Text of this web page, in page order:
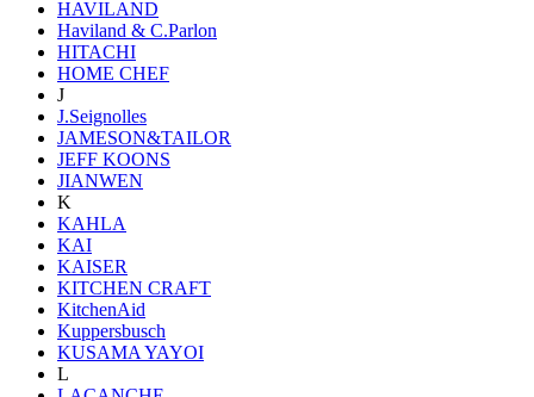
HAVILAND
Haviland & C.Parlon
HITACHI
HOME CHEF
J
J.Seignolles
JAMESON&TAILOR
JEFF KOONS
JIANWEN
K
KAHLA
KAI
KAISER
KITCHEN CRAFT
KitchenAid
Kuppersbusch
KUSAMA YAYOI
L